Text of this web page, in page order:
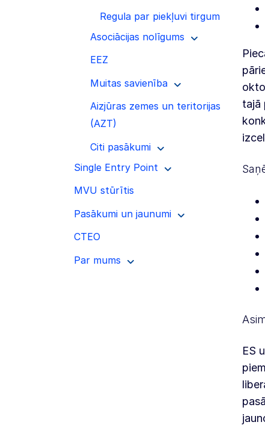
Regula par piekļuvi tirgum
Asociācijas nolīgums
EEZ
Muitas savienība
Aizjūras zemes un teritorijas
(AZT)
Citi pasākumi
Single Entry Point
MVU stūrītis
Pasākumi un jaunumi
CTEO
Par mums
tajā
ES